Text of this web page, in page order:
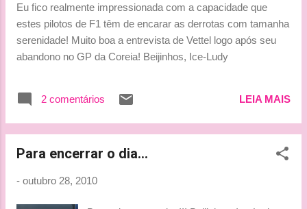
com Frank Williams ao lado do alemão Nico Hulkenberg,
campeão de 2009 da GP2. O rumor sobre o brasileiro te...
Eu fico realmente impressionada com a capacidade que
estes pilotos de F1 têm de encarar as derrotas com tamanha
serenidade! Muito boa a entrevista de Vettel logo após seu
abandono no GP da Coreia! Beijinhos, Ice-Ludy
2 comentários LEIA MAIS
Para encerrar o dia...
- outubro 28, 2010